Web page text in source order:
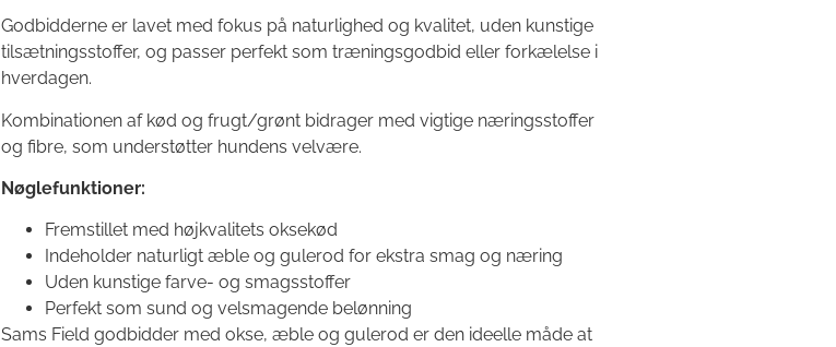
Godbidderne er lavet med fokus på naturlighed og kvalitet, uden kunstige
tilsætningsstoffer, og passer perfekt som træningsgodbid eller forkælelse i
hverdagen.
Kombinationen af kød og frugt/grønt bidrager med vigtige næringsstoffer
og fibre, som understøtter hundens velvære.
Nøglefunktioner:
Fremstillet med højkvalitets oksekød
Indeholder naturligt æble og gulerod for ekstra smag og næring
Uden kunstige farve- og smagsstoffer
Perfekt som sund og velsmagende belønning
Sams Field godbidder med okse, æble og gulerod er den ideelle måde at